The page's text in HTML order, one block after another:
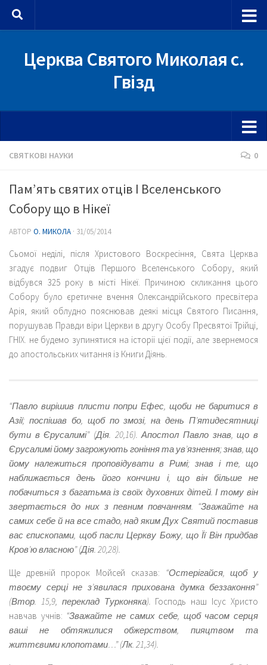
Skip to content
Церква Святого Миколая с.
Гвізд
СВЯТКОВІ НАУКИ 0
Пам’ять святих отців І Вселенського
Собору що в Нікеї
АВТОР О. МИКОЛА · 31/05/2014
Сьомої неділі, після Христового Воскресіння, Свята Церква
згадує подвиг Отців Першого Вселенського Собору, який
відбувся 325 року в місті Нікеї. Причиною скликання цього
Собору було єретичне вчення Олександрійського пресвітера
Арія, який облудно пояснював деякі місця Святого Писання,
порушував Правди віри Церкви в другу Особу Пресвятої Трійці,
ГНІХ. не будемо зупинятися на історії цієї події, але звернемося
до апостольських читання із Книги Діянь.
“Павло вирішив плисти попри Ефес, щоби не баритися в
Азії; поспішав бо, щоб по змозі, на день П’ятидесятниці
бути в Єрусалимі” (Дія. 20,16). Апостол Павло знав, що в
Єрусалимі йому загрожують гоніння та ув’язнення; знав, що
йому належиться проповідувати в Римі; знав і те, що
наближається день його кончини і, що він більше не
побачиться з багатьма із своїх духовних дітей. І тому він
звертається до них з певним повчанням. “Зважайте на
самих себе й на все стадо, над яким Дух Святий поставив
вас єпископами, щоб пасли Церкву Божу, що Її Він придбав
Кров’ю власною” (Дія. 20,28).
Ще древній пророк Мойсей сказав: “Остерігайся, щоб у
твоєму серці не з’явилася прихована думка беззаконня”
(Втор. 15,9, переклад Турконяка). Господь наш Ісус Христо
навчав учнів: “Зважайте не самих себе, щоб часом серця
ваші не обтяжилися обжерством, пияцтвом та
життєвими клопотами…” (Лк. 21,34).